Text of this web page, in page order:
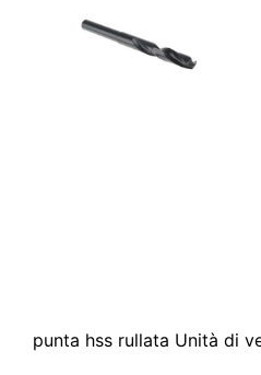
punta hss rullata Unità di